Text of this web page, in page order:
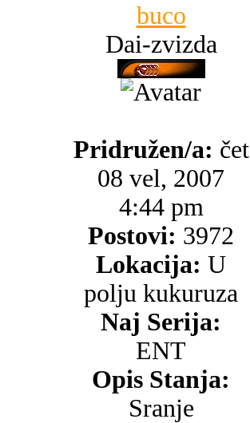
buco
Dai-zvizda
Pridružen/a: čet
08 vel, 2007
4:44 pm
Postovi: 3972
Lokacija: U
polju kukuruza
Naj Serija:
ENT
Opis Stanja:
Sranje